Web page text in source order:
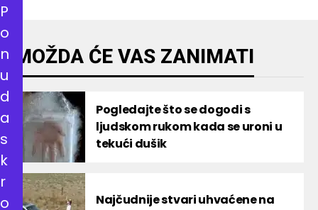
MOŽDA ĆE VAS ZANIMATI
Pogledajte što se dogodi s
ljudskom rukom kada se uroni u
tekući dušik
Najčudnije stvari uhvaćene na
P
o
n
u
d
a
s
k
r
o